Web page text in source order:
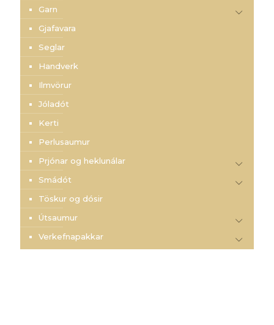
Garn
Gjafavara
Seglar
Handverk
Ilmvörur
Jóladót
Kerti
Perlusaumur
Prjónar og heklunálar
Smádót
Töskur og dósir
Útsaumur
Verkefnapakkar